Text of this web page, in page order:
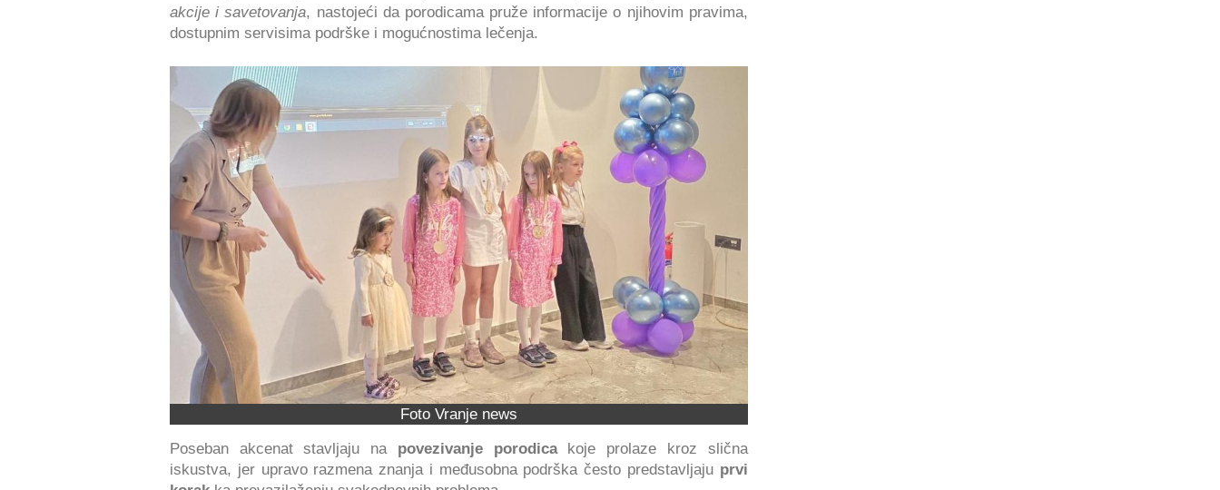
akcije i savetovanja, nastojeći da porodicama pruže informacije o njihovim pravima,
dostupnim servisima podrške i mogućnostima lečenja.
Foto Vranje news
Poseban akcenat stavljaju na povezivanje porodicakoje prolaze kroz slična
iskustva, jer upravo razmena znanja i međusobna podrška često predstavljaju prvi